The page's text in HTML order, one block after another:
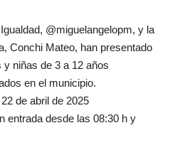
@miguelangelopm, y la
Conchi Mateo, han presentado
niñas de 3 a 12 años
en el municipio.
de abril de 2025
entrada desde las 08:30 h y